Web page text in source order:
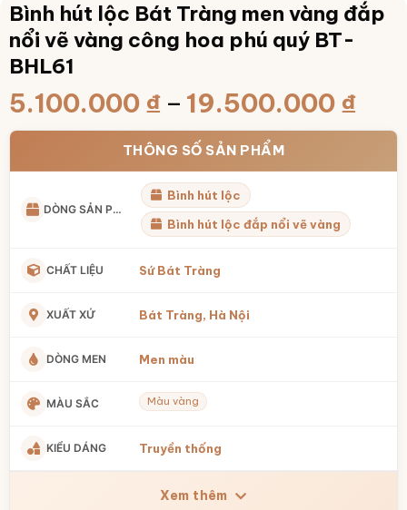
Bình hút lộc Bát Tràng men vàng đắp
nổi vẽ vàng công hoa phú quý BT-
BHL61
5.100.000 ₫ – 19.500.000 ₫
giá:
THÔNG SỐ SẢN PHẨM
DÒNG SẢN PHẨM
Bình hút lộc
Bình hút lộc đắp nổi vẽ vàng
CHẤT LIỆU Sứ Bát Tràng
XUẤT XỨ Bát Tràng, Hà Nội
DÒNG MEN Men màu
MÀU SẮC Màu vàng
KIỂU DÁNG Truyền thống
Xem thêm